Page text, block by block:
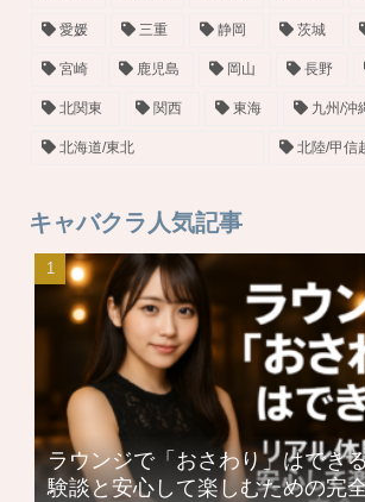
愛媛 三重 静岡 茨城
宮崎 鹿児島 岡山 長野
北関東 関西 東海 九州/沖
北海道/東北 北陸/甲信
キャバクラ人気記事
ラウンジで「おさわり」はでき
験談と安心して楽しむための完